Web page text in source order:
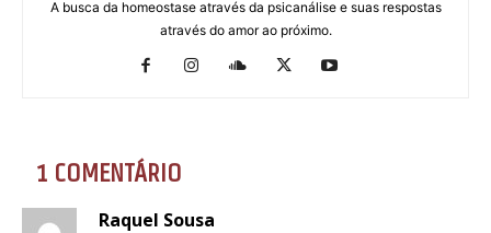
A busca da homeostase através da psicanálise e suas respostas
através do amor ao próximo.
1 COMENTÁRIO
Raquel Sousa